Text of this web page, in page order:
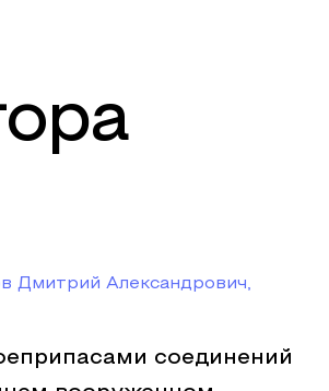
Дмитрий Александрович,
соединений